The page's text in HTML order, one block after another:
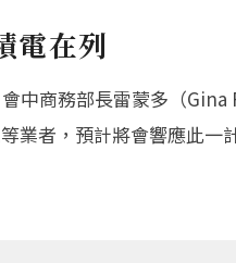
電在列
中商務部長雷蒙多（
業者，預計將會響應此一